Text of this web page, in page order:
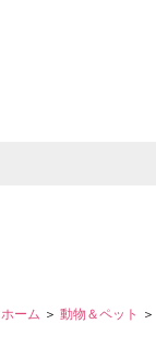
ホーム ＞ 動物＆ペット